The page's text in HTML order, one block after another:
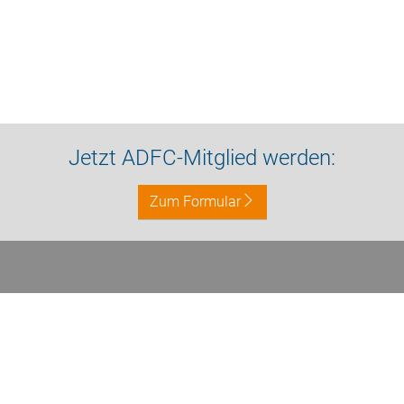
Jetzt ADFC-Mitglied werden:
Zum Formular